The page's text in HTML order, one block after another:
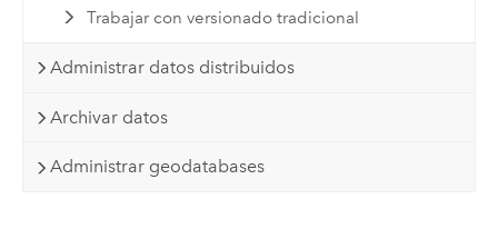
Trabajar con versionado tradicional
Administrar datos distribuidos
Archivar datos
Administrar geodatabases